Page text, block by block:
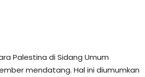
Palestina di Sidang Umum
mendatang. Hal ini diumumkan